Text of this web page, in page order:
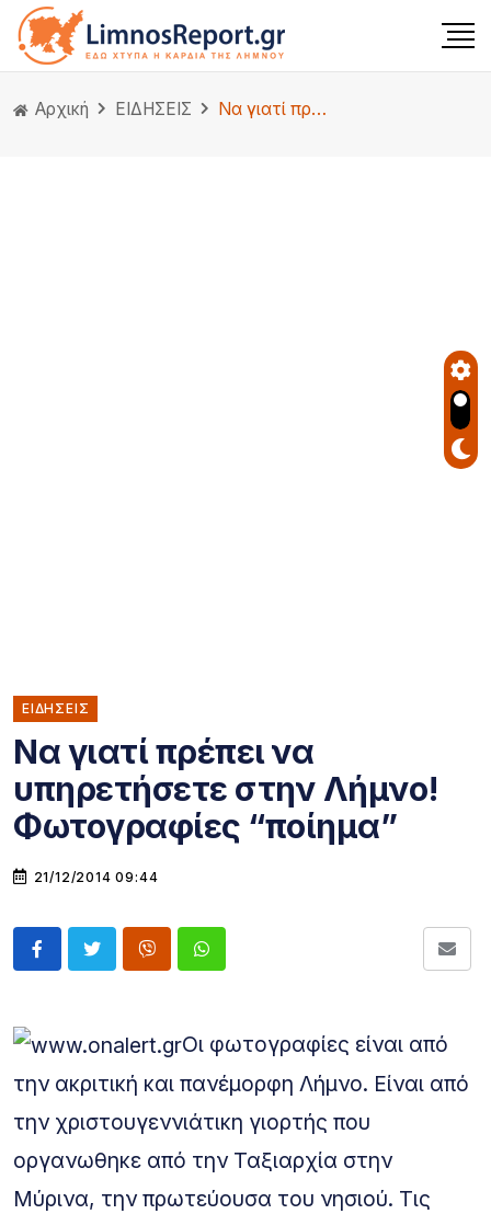
Αρχική ΕΙΔΗΣΕΙΣ Να γιατί πρέπει να υπηρετήσετε στην Λήμνο! Φωτογραφίες “ποίημα”
ΕΙΔΗΣΕΙΣ
Να γιατί πρέπει να
υπηρετήσετε στην Λήμνο!
Φωτογραφίες “ποίημα”
21/12/2014 09:44
Οι φωτογραφίες είναι από
την ακριτική και πανέμορφη Λήμνο. Είναι από
την χριστουγεννιάτικη γιορτής που
οργανωθηκε από την Ταξιαρχία στην
Μύρινα, την πρωτεύουσα του νησιού. Τις